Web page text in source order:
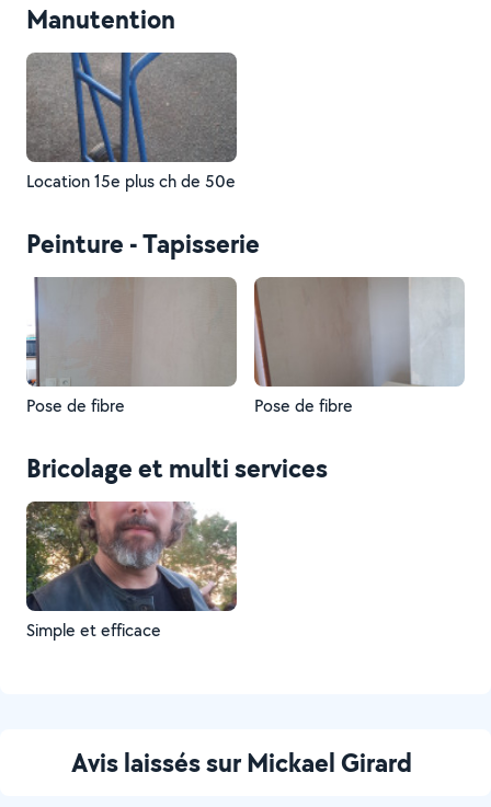
Manutention
Location 15e plus ch de 50e
Peinture - Tapisserie
Pose de fibre Pose de fibre
Bricolage et multi services
Simple et efficace
Avis laissés sur Mickael Girard